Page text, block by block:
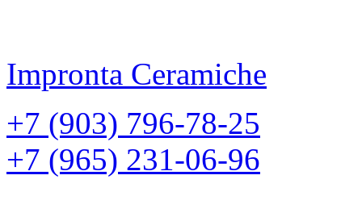
Impronta Ceramiche
+7 (903) 796-78-25
+7 (965) 231-06-96